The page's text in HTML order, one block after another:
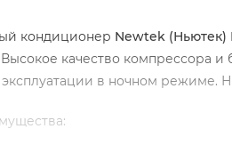
кондиционер Newtek (Ньютек)
Высокое качество компрессора
в ночном режиме.